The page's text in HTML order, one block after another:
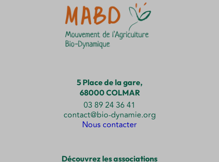
5 Place de la gare,
68000 COLMAR
03 89 24 36 41
contact@bio-dynamie.org
Nous contacter
Découvrez les associations